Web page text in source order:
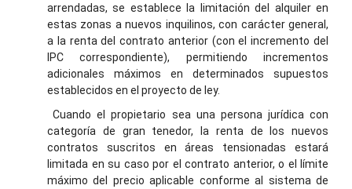
arrendadas, se establece la limitación del alquiler en
estas zonas a nuevos inquilinos, con carácter general,
a la renta del contrato anterior (con el incremento del
IPC correspondiente), permitiendo incrementos
adicionales máximos en determinados supuestos
establecidos en el proyecto de ley.
Cuando el propietario sea una persona jurídica con
categoría de gran tenedor, la renta de los nuevos
contratos suscritos en áreas tensionadas estará
limitada en su caso por el contrato anterior, o el límite
máximo del precio aplicable conforme al sistema de